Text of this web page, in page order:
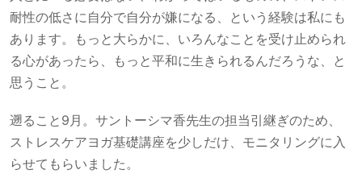
耐性の低さに自分で自分が嫌になる、という経験は私にも
あります。もっと大らかに、いろんなことを受け止められ
る心があったら、もっと平和に生きられるんだろうな、と
思うこと。
遡ること9月。サントーシマ香先生の担当引継ぎのため、
ストレスケアヨガ基礎講座を少しだけ、モニタリングに入
らせてもらいました。